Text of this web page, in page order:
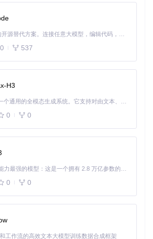
了三大技术突破：轻量级依赖（仅需
编写多平台运行）、以及可扩展性（支持Qt
统上与iOS设备建立安全稳定的连接。
GTK图形界面，显示设备连接状态与侧载进
平台部署工具的操作流程
类用户的操作指南
统中完成iOS应用的签名与部署
备，无法使用Xcode进行测试
Claude Code 的开源替代方案。连接任意大模型，编辑代码，运行命令，自动验证 — 全自动执行。用 Rust 构建，极致性能。 ｜ An open-source alternative to Claude Code. Connect any LLM, edit code, run commands, and verify changes — autonomously. Built in Rust for speed. Get Started
0 537
H3
MiniMax H3 是一个通用的全模态生成系统。它支持对由文本、图像、视频和音频组成的多模态上下文进行统一理解，并能生成分辨率高达 2K、时长可达 15 秒的带原生立体声音频的视频。得益于面向任务泛化的系统设计，H3 在预训练阶段就已具备广泛的多模态上下文理解与生成能力，能够出色地执行复杂的多模态指令。
0 0
Kimi K3 是Kimi能力最强的模型：这是一个拥有 2.8 万亿参数的混合专家（MoE）模型，具备原生视觉理解能力，并支持 100 万 token 的上下文窗口。
0 0
工作流的高效文本大模型训练数据合成框架